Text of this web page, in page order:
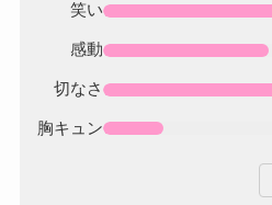
笑い
感動
切なさ
胸キュン